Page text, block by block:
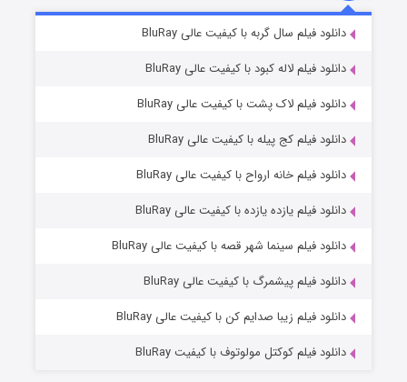
قسمت۷ (زیرنویس) منتشر شد دانلود فیلم سال گربه با کیفیت عالی BluRay
دانلود فیلم لاله کبود با کیفیت عالی BluRay
دانلود فیلم لاک پشت با کیفیت عالی BluRay
دانلود فیلم کج‌ پیله با کیفیت عالی BluRay
دانلود فیلم خانه ارواح با کیفیت عالی BluRay
دانلود فیلم یازده یازده با کیفیت عالی BluRay
دانلود فیلم سینما شهر قصه با کیفیت عالی BluRay
دانلود فیلم پیشمرگ با کیفیت عالی BluRay
دانلود فیلم زیبا صدایم کن با کیفیت عالی BluRay
دانلود فیلم کوکتل مولوتوف با کیفیت BluRay